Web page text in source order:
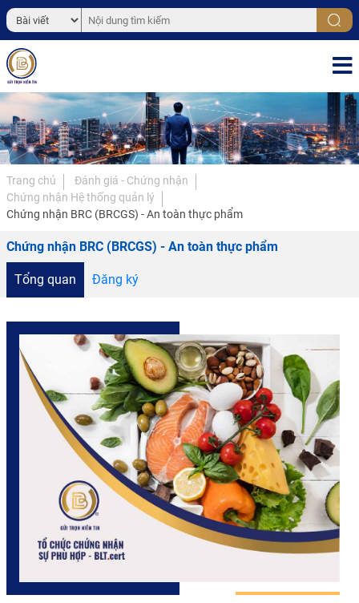
Trang chủ
Đánh giá - Chứng nhận
Chứng nhận Hệ thống quản lý
Chứng nhận BRC (BRCGS) - An toàn thực phẩm
Chứng nhận BRC (BRCGS) - An toàn thực phẩm
Tổng quan Đăng ký